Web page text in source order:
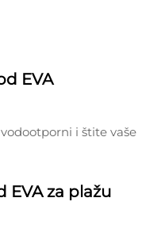
EVA
i štite vaše
EVA za plažu